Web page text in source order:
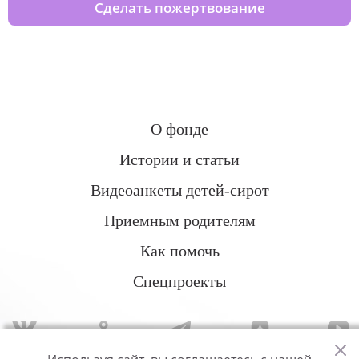
Сделать пожертвование
О фонде
Истории и статьи
Видеоанкеты детей-сирот
Приемным родителям
Как помочь
Спецпроекты